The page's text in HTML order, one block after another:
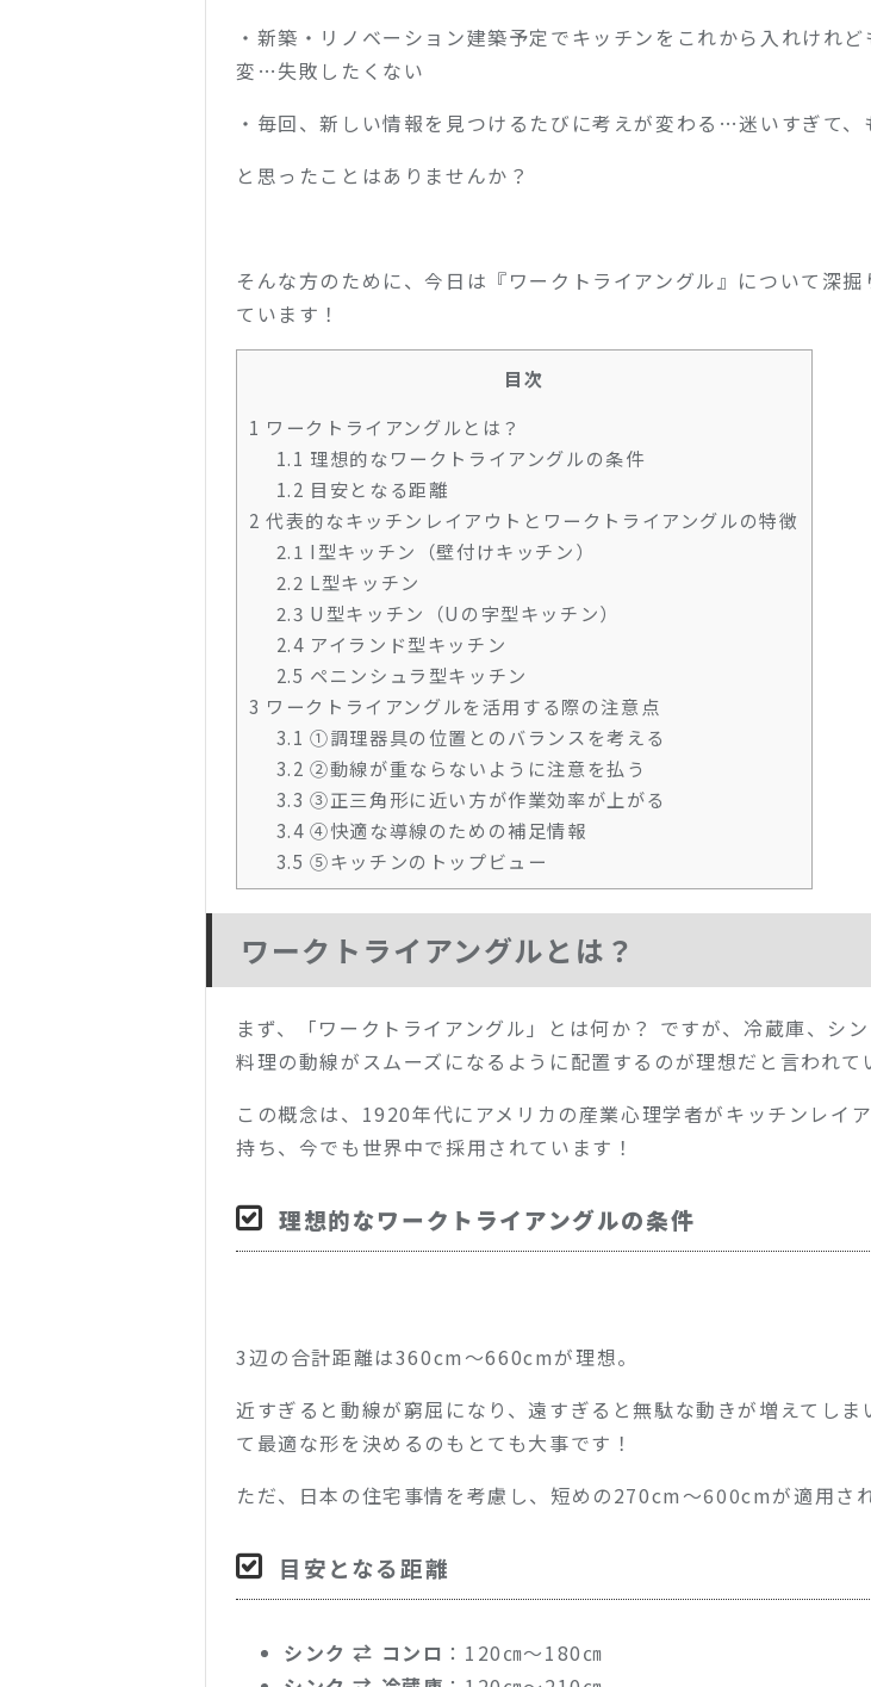
・ 新築・リノベーション建築予定でキッチンをこれから入れけれ
変…失敗したくない
・毎回、新しい情報を見つけるたびに考えが変わる…迷いすぎて、
と思ったことはありませんか？
そんな方のために、今日は『ワークトライアングル』について深
ています！
目次
1 ワークトライアングルとは？
1.1 理想的なワークトライアングルの条件
1.2 目安となる距離
2 代表的なキッチンレイアウトとワークトライアングルの特徴
2.1 I型キッチン（壁付けキッチン）
2.2 L型キッチン
2.3 U型キッチン（Uの字型キッチン）
2.4 アイランド型キッチン
2.5 ペニンシュラ型キッチン
3 ワークトライアングルを活用する際の注意点
3.1 ①調理器具の位置とのバランスを考える
3.2 ②動線が重ならないように注意を払う
3.3 ③正三角形に近い方が作業効率が上がる
3.4 ④快適な導線のための補足情報
3.5 ⑤キッチンのトップビュー
ワークトライアングルとは？
まず、「ワークトライアングル」とは何か？ ですが、冷蔵庫、シ
料理の動線がスムーズになるように配置するのが理想だと言われて
この概念は、1920年代にアメリカの産業心理学者がキッチンレイ
持ち、今でも世界中で採用されています！
理想的なワークトライアングルの条件
3辺の合計距離は360cm〜660cmが理想。
近すぎると動線が窮屈になり、遠すぎると無駄な動きが増えてし
て最適な形を決めるのもとても大事です！
ただ、日本の住宅事情を考慮し、短めの270cm～600cmが適用さ
目安となる距離
シンク ⇄ コンロ ：120㎝〜180㎝